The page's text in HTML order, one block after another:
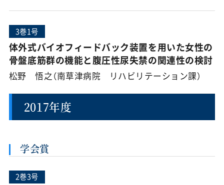
3巻1号
体外式バイオフィードバック装置を用いた女性の
骨盤底筋群の機能と腹圧性尿失禁の関連性の検討
松野 悟之（南草津病院 リハビリテーション課）
2017年度
学会賞
2巻3号